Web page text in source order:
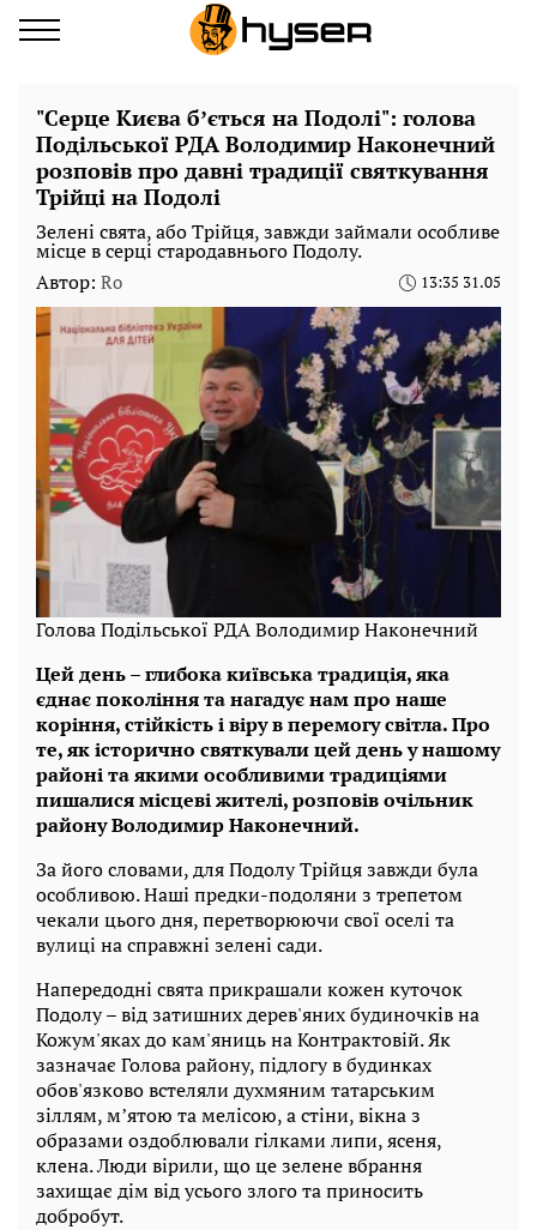
"Серце Києва бʼється на Подолі": голова
Подільської РДА Володимир Наконечний
розповів про давні традиції святкування
Трійці на Подолі
Зелені свята, або Трійця, завжди займали особливе
місце в серці стародавнього Подолу.
Автор: Ro 13:35 31.05
Голова Подільської РДА Володимир Наконечний
Цей день – глибока київська традиція, яка
єднає покоління та нагадує нам про наше
коріння, стійкість і віру в перемогу світла. Про
те, як історично святкували цей день у нашому
районі та якими особливими традиціями
пишалися місцеві жителі, розповів очільник
району Володимир Наконечний.
За його словами, для Подолу Трійця завжди була
особливою. Наші предки-подоляни з трепетом
чекали цього дня, перетворюючи свої оселі та
вулиці на справжні зелені сади.
Напередодні свята прикрашали кожен куточок
Подолу – від затишних дерев'яних будиночків на
Кожум'яках до кам'яниць на Контрактовій. Як
зазначає Голова району, підлогу в будинках
обов'язково встеляли духмяним татарським
зіллям, мʼятою та мелісою, а стіни, вікна з
образами оздоблювали гілками липи, ясеня,
клена. Люди вірили, що це зелене вбрання
захищає дім від усього злого та приносить
добробут.